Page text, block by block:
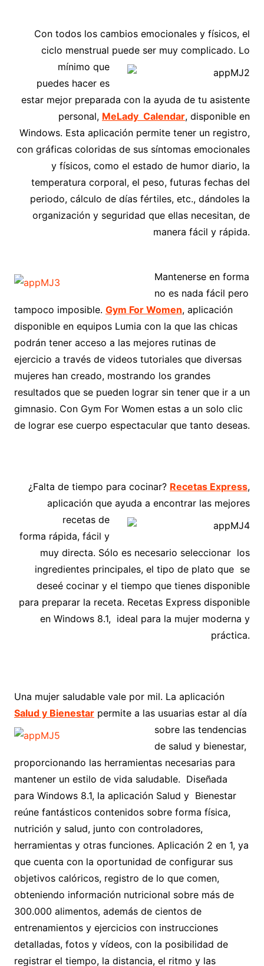
Con todos los cambios emocionales y físicos, el
ciclo menstrual puede ser muy complicado. Lo
mínimo que
puedes hacer es
estar mejor preparada con la ayuda de tu asistente
personal, MeLady Calendar, disponible en
Windows. Esta aplicación permite tener un registro,
con gráficas coloridas de sus síntomas emocionales
y físicos, como el estado de humor diario, la
temperatura corporal, el peso, futuras fechas del
periodo, cálculo de días fértiles, etc., dándoles la
organización y seguridad que ellas necesitan, de
manera fácil y rápida.
Mantenerse en forma
no es nada fácil pero
tampoco imposible. Gym For Women, aplicación
disponible en equipos Lumia con la que las chicas
podrán tener acceso a las mejores rutinas de
ejercicio a través de videos tutoriales que diversas
mujeres han creado, mostrando los grandes
resultados que se pueden lograr sin tener que ir a un
gimnasio. Con Gym For Women estas a un solo clic
de lograr ese cuerpo espectacular que tanto deseas.
¿Falta de tiempo para cocinar? Recetas Express,
aplicación que ayuda a encontrar las mejores
recetas de
forma rápida, fácil y
muy directa. Sólo es necesario seleccionar los
ingredientes principales, el tipo de plato que se
deseé cocinar y el tiempo que tienes disponible
para preparar la receta. Recetas Express disponible
en Windows 8.1, ideal para la mujer moderna y
práctica.
Una mujer saludable vale por mil. La aplicación
Salud y Bienestarpermite a las usuarias estar al día
sobre las tendencias
de salud y bienestar,
proporcionando las herramientas necesarias para
mantener un estilo de vida saludable. Diseñada
para Windows 8.1, la aplicación Salud y Bienestar
reúne fantásticos contenidos sobre forma física,
nutrición y salud, junto con controladores,
herramientas y otras funciones. Aplicación 2 en 1, ya
que cuenta con la oportunidad de configurar sus
objetivos calóricos, registro de lo que comen,
obteniendo información nutricional sobre más de
300.000 alimentos, además de cientos de
entrenamientos y ejercicios con instrucciones
detalladas, fotos y vídeos, con la posibilidad de
registrar el tiempo, la distancia, el ritmo y las